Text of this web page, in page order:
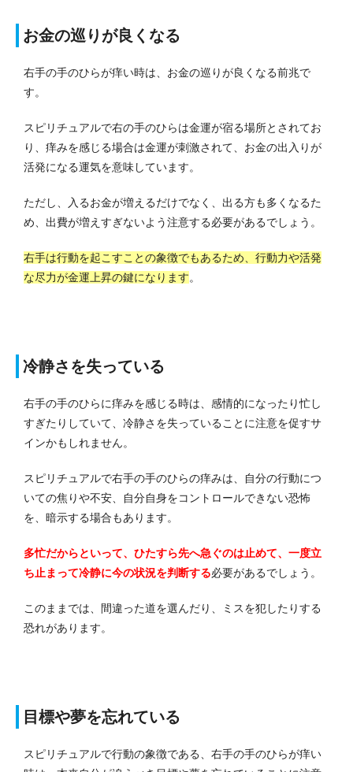
お金の巡りが良くなる
右手の手のひらが痒い時は、お金の巡りが良くなる前兆で
す。
スピリチュアルで右の手のひらは金運が宿る場所とされてお
り、痒みを感じる場合は金運が刺激されて、お金の出入りが
活発になる運気を意味しています。
ただし、入るお金が増えるだけでなく、出る方も多くなるた
め、出費が増えすぎないよう注意する必要があるでしょう。
右手は行動を起こすことの象徴でもあるため、行動力や活発
な尽力が金運上昇の鍵になります。
冷静さを失っている
右手の手のひらに痒みを感じる時は、感情的になったり忙し
すぎたりしていて、冷静さを失っていることに注意を促すサ
インかもしれません。
スピリチュアルで右手の手のひらの痒みは、自分の行動につ
いての焦りや不安、自分自身をコントロールできない恐怖
を、暗示する場合もあります。
多忙だからといって、ひたすら先へ急ぐのは止めて、一度立
ち止まって冷静に今の状況を判断する必要があるでしょう。
このままでは、間違った道を選んだり、ミスを犯したりする
恐れがあります。
目標や夢を忘れている
スピリチュアルで行動の象徴である、右手の手のひらが痒い